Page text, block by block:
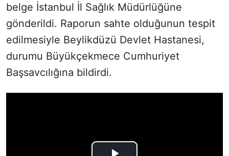
belge İstanbul İl Sağlık Müdürlüğüne
gönderildi. Raporun sahte olduğunun tespit
edilmesiyle Beylikdüzü Devlet Hastanesi,
durumu Büyükçekmece Cumhuriyet
Başsavcılığına bildirdi.